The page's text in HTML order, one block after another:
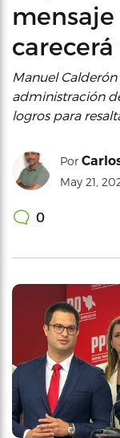
Manuel
administración
logros para
Por
May 21,
0